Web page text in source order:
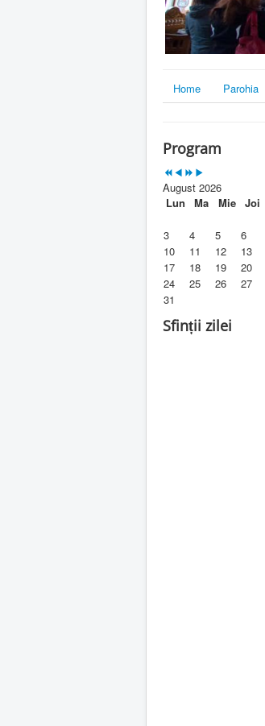
Home Parohia
Program
August 2026
Lun
Ma Mie Joi
3
4 5 6
10
11 12 13
17
18 19 20
24
25 26 27
31
Sfinții zilei